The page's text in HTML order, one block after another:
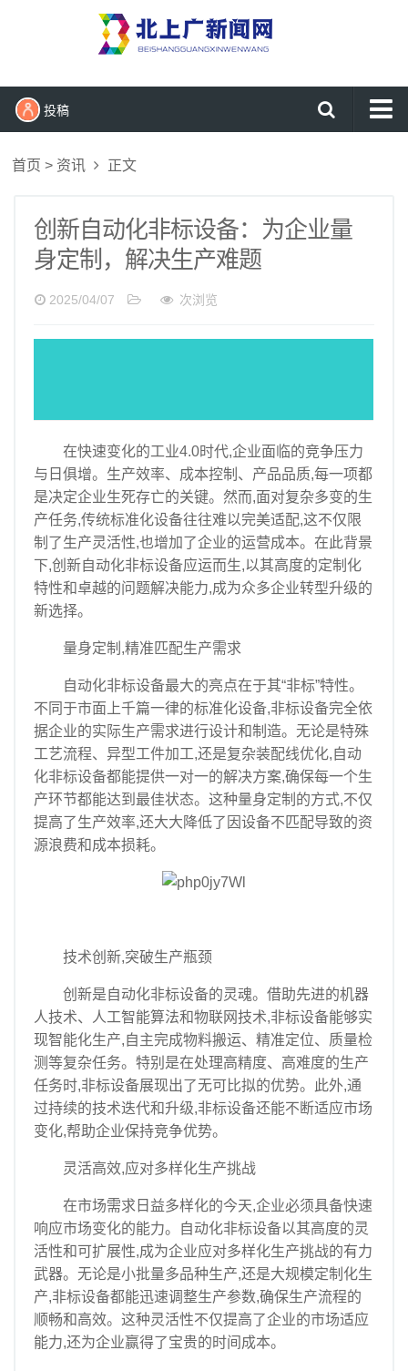
投稿
时尚
生活
商业
首页 > 资讯 正文
创新自动化非标设备：为企业量
身定制，解决生产难题
2025/04/07 次浏览
在快速变化的工业4.0时代,企业面临的竞争压力
与日俱增。生产效率、成本控制、产品品质,每一项都
是决定企业生死存亡的关键。然而,面对复杂多变的生
产任务,传统标准化设备往往难以完美适配,这不仅限
制了生产灵活性,也增加了企业的运营成本。在此背景
下,创新自动化非标设备应运而生,以其高度的定制化
特性和卓越的问题解决能力,成为众多企业转型升级的
新选择。
量身定制,精准匹配生产需求
自动化非标设备最大的亮点在于其“非标”特性。
不同于市面上千篇一律的标准化设备,非标设备完全依
据企业的实际生产需求进行设计和制造。无论是特殊
工艺流程、异型工件加工,还是复杂装配线优化,自动
化非标设备都能提供一对一的解决方案,确保每一个生
产环节都能达到最佳状态。这种量身定制的方式,不仅
提高了生产效率,还大大降低了因设备不匹配导致的资
源浪费和成本损耗。
技术创新,突破生产瓶颈
创新是自动化非标设备的灵魂。借助先进的机器
人技术、人工智能算法和物联网技术,非标设备能够实
现智能化生产,自主完成物料搬运、精准定位、质量检
测等复杂任务。特别是在处理高精度、高难度的生产
任务时,非标设备展现出了无可比拟的优势。此外,通
过持续的技术迭代和升级,非标设备还能不断适应市场
变化,帮助企业保持竞争优势。
灵活高效,应对多样化生产挑战
在市场需求日益多样化的今天,企业必须具备快速
响应市场变化的能力。自动化非标设备以其高度的灵
活性和可扩展性,成为企业应对多样化生产挑战的有力
武器。无论是小批量多品种生产,还是大规模定制化生
产,非标设备都能迅速调整生产参数,确保生产流程的
顺畅和高效。这种灵活性不仅提高了企业的市场适应
能力,还为企业赢得了宝贵的时间成本。